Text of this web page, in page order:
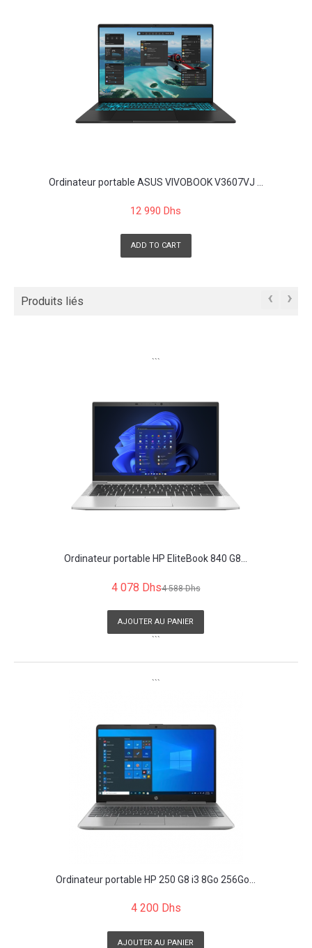
Ordinateur portable ASUS VIVOBOOK V3607VJ ...
12 990 Dhs
ADD TO CART
Produits liés ‹ ›
```
Ordinateur portable HP EliteBook 840 G8...
4 078 Dhs4 588 Dhs
AJOUTER AU PANIER
```
```
Ordinateur portable HP 250 G8 i3 8Go 256Go...
4 200 Dhs
AJOUTER AU PANIER